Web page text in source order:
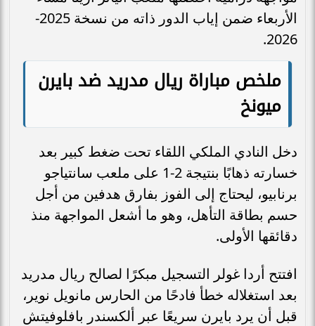
الأربعاء ضمن إياب الدور ذاته من نسخة 2025-
2026.
ملخص مباراة ريال مدريد ضد بايرن
ميونخ
دخل النادي الملكي اللقاء تحت ضغط كبير بعد
خسارته ذهابًا بنتيجة 2-1 على ملعب سانتياجو
برنابيو، ليحتاج إلى الفوز بفارق هدفين من أجل
حسم بطاقة التأهل، وهو ما أشعل المواجهة منذ
دقائقها الأولى.
افتتح أردا غولر التسجيل مبكرًا لصالح ريال مدريد
بعد استغلاله خطأ فادحًا من الحارس مانويل نوير،
قبل أن يرد بايرن سريعًا عبر ألكسندر بافلوفيتش